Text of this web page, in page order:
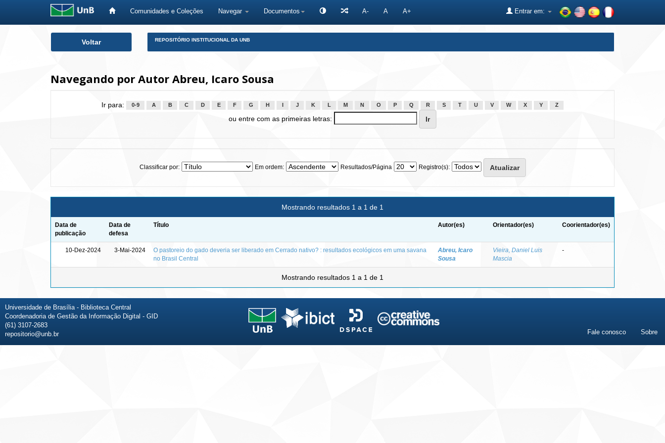
Comunidades e Coleções Navegar Documentos A- A A+ Entrar em:
Voltar REPOSITÓRIO INSTITUCIONAL DA UNB
Navegando por Autor Abreu, Icaro Sousa
Ir para: 0-9 A B C D E F G H J K L M N O P Q R S T U V W X Y Z
ou entre com as primeiras letras:
Classificar por: Em ordem: Resultados/Página Registro(s):
Mostrando resultados 1 a 1 de 1
Data de
publicação
Data de
defesa
Título Autor(es) Orientador(es) Coorientador(es)
10-Dez-2024 3-Mai-2024
O pastoreio do gado deveria ser liberado em Cerrado nativo? : resultados ecológicos em uma savana
no Brasil Central
Abreu, Icaro
Sousa
Vieira, Daniel Luis
Mascia
-
Mostrando resultados 1 a 1 de 1
Universidade de Brasília - Biblioteca Central
Coordenadoria de Gestão da Informação Digital - GID
(61) 3107-2683
repositorio@unb.br
Fale conosco Sobre